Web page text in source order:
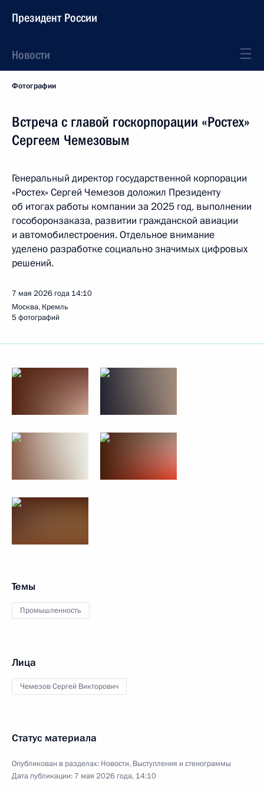
Президент России
Новости
Фотографии
Встреча с главой госкорпорации «Ростех»
Сергеем Чемезовым
Генеральный директор государственной корпорации
«Ростех» Сергей Чемезов доложил Президенту
об итогах работы компании за 2025 год, выполнении
гособоронзаказа, развитии гражданской авиации
и автомобилестроения. Отдельное внимание
уделено разработке социально значимых цифровых
решений.
7 мая 2026 года 14:10
Москва, Кремль
5 фотографий
Темы
Промышленность
Лица
Чемезов Сергей Викторович
Статус материала
Опубликован в разделах: Новости, Выступления и стенограммы
Дата публикации: 7 мая 2026 года, 14:10